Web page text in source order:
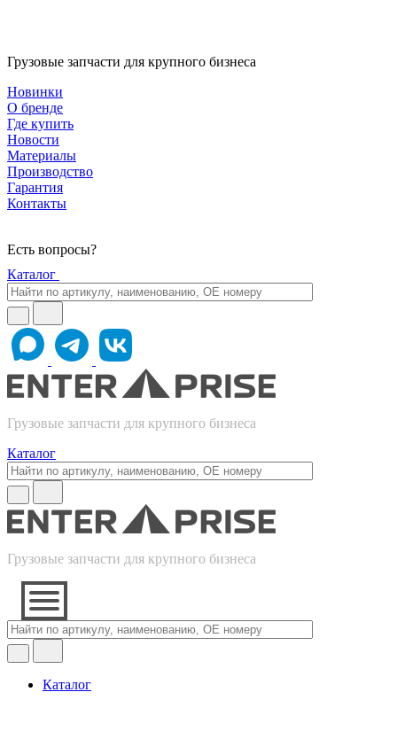
Грузовые запчасти для крупного бизнеса
Новинки
О бренде
Где купить
Новости
Материалы
Производство
Гарантия
Контакты
Есть вопросы?
Каталог
Грузовые запчасти для крупного бизнеса
Каталог
Грузовые запчасти для крупного бизнеса
Каталог